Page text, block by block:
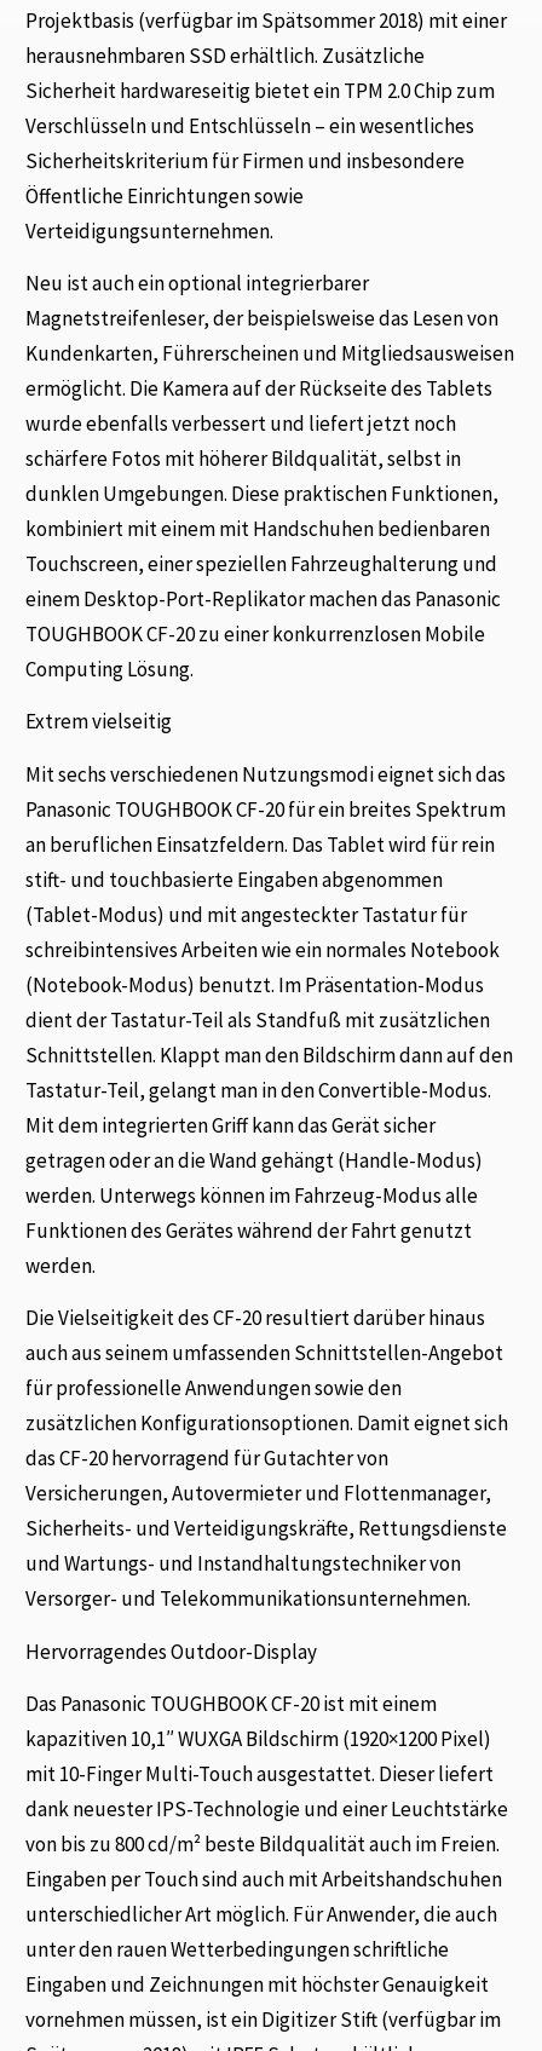
Projektbasis (verfügbar im Spätsommer 2018) mit einer
herausnehmbaren SSD erhältlich. Zusätzliche
Sicherheit hardwareseitig bietet ein TPM 2.0 Chip zum
Verschlüsseln und Entschlüsseln – ein wesentliches
Sicherheitskriterium für Firmen und insbesondere
Öffentliche Einrichtungen sowie
Verteidigungsunternehmen.
Neu ist auch ein optional integrierbarer
Magnetstreifenleser, der beispielsweise das Lesen von
Kundenkarten, Führerscheinen und Mitgliedsausweisen
ermöglicht. Die Kamera auf der Rückseite des Tablets
wurde ebenfalls verbessert und liefert jetzt noch
schärfere Fotos mit höherer Bildqualität, selbst in
dunklen Umgebungen. Diese praktischen Funktionen,
kombiniert mit einem mit Handschuhen bedienbaren
Touchscreen, einer speziellen Fahrzeughalterung und
einem Desktop-Port-Replikator machen das Panasonic
TOUGHBOOK CF-20 zu einer konkurrenzlosen Mobile
Computing Lösung.
Extrem vielseitig
Mit sechs verschiedenen Nutzungsmodi eignet sich das
Panasonic TOUGHBOOK CF-20 für ein breites Spektrum
an beruflichen Einsatzfeldern. Das Tablet wird für rein
stift- und touchbasierte Eingaben abgenommen
(Tablet-Modus) und mit angesteckter Tastatur für
schreibintensives Arbeiten wie ein normales Notebook
(Notebook-Modus) benutzt. Im Präsentation-Modus
dient der Tastatur-Teil als Standfuß mit zusätzlichen
Schnittstellen. Klappt man den Bildschirm dann auf den
Tastatur-Teil, gelangt man in den Convertible-Modus.
Mit dem integrierten Griff kann das Gerät sicher
getragen oder an die Wand gehängt (Handle-Modus)
werden. Unterwegs können im Fahrzeug-Modus alle
Funktionen des Gerätes während der Fahrt genutzt
werden.
Die Vielseitigkeit des CF-20 resultiert darüber hinaus
auch aus seinem umfassenden Schnittstellen-Angebot
für professionelle Anwendungen sowie den
zusätzlichen Konfigurationsoptionen. Damit eignet sich
das CF-20 hervorragend für Gutachter von
Versicherungen, Autovermieter und Flottenmanager,
Sicherheits- und Verteidigungskräfte, Rettungsdienste
und Wartungs- und Instandhaltungstechniker von
Versorger- und Telekommunikationsunternehmen.
Hervorragendes Outdoor-Display
Das Panasonic TOUGHBOOK CF-20 ist mit einem
kapazitiven 10,1″ WUXGA Bildschirm (1920×1200 Pixel)
mit 10-Finger Multi-Touch ausgestattet. Dieser liefert
dank neuester IPS-Technologie und einer Leuchtstärke
von bis zu 800 cd/m² beste Bildqualität auch im Freien.
Eingaben per Touch sind auch mit Arbeitshandschuhen
unterschiedlicher Art möglich. Für Anwender, die auch
unter den rauen Wetterbedingungen schriftliche
Eingaben und Zeichnungen mit höchster Genauigkeit
vornehmen müssen, ist ein Digitizer Stift (verfügbar im